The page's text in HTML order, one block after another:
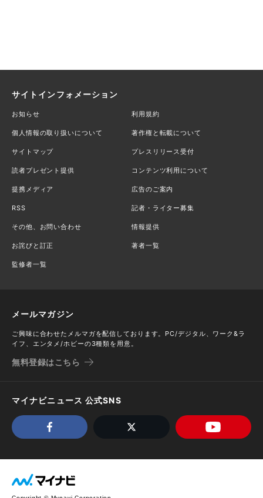
サイトインフォメーション
お知らせ 利用規約
個人情報の取り扱いについて 著作権と転載について
サイトマップ プレスリリース受付
読者プレゼント提供 コンテンツ利用について
提携メディア 広告のご案内
RSS 記者・ライター募集
その他、お問い合わせ 情報提供
お詫びと訂正 著者一覧
監修者一覧
メールマガジン
ご興味に合わせたメルマガを配信しております。PC/デジタル、ワーク&ラ
イフ、エンタメ/ホビーの3種類を用意。
無料登録はこちら
マイナビニュース 公式SNS